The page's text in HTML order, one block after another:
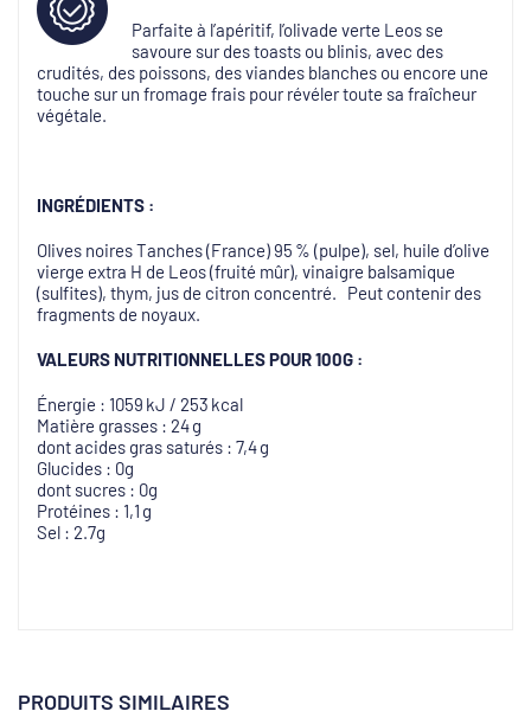
Parfaite à l’apéritif, l’olivade verte Leos se
savoure sur des toasts ou blinis, avec des
crudités, des poissons, des viandes blanches ou encore une
touche sur un fromage frais pour révéler toute sa fraîcheur
végétale.
INGRÉDIENTS :
Olives noires Tanches (France) 95 % (pulpe), sel, huile d’olive
vierge extra H de Leos (fruité mûr), vinaigre balsamique
(sulfites), thym, jus de citron concentré. Peut contenir des
fragments de noyaux.
VALEURS NUTRITIONNELLESPOUR 100G :
Énergie : 1059 kJ / 253 kcal
Matière grasses : 24 g
dont acides gras saturés : 7,4 g
Glucides : 0g
dont sucres : 0g
Protéines : 1,1 g
Sel : 2.7g
PRODUITS SIMILAIRES